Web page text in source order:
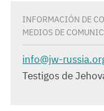
INFORMACIÓN DE
MEDIOS DE
info@jw-
Testigos de